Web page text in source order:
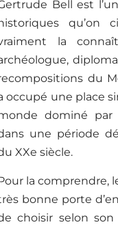
Bell est
qu’on
la
du
occupé une place
dominé
une période
XXe siècle.
la comprendre,
bonne porte
choisir selon son